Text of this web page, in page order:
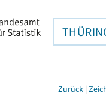
Zurück |